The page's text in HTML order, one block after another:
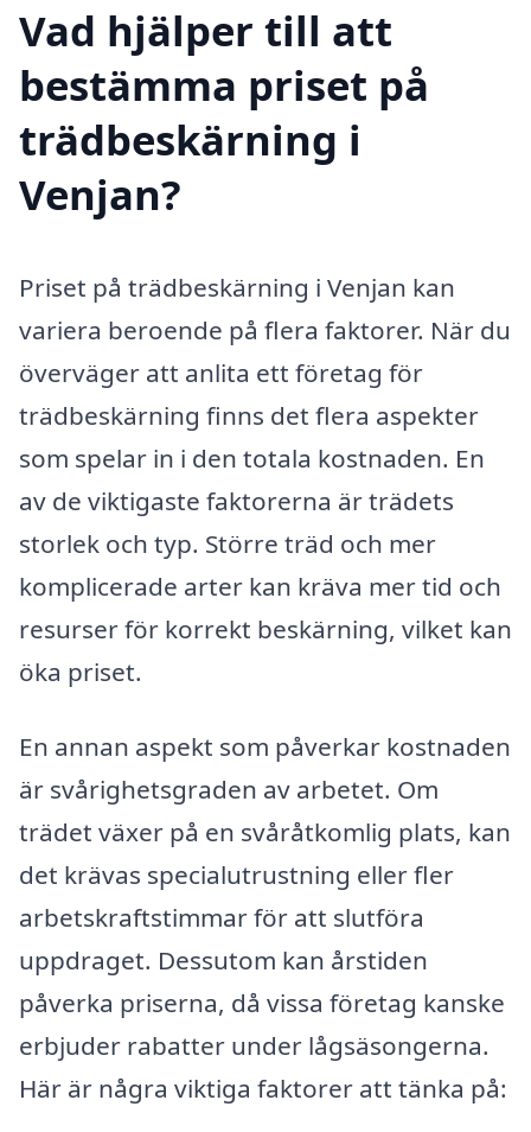
Vad hjälper till att
bestämma priset på
trädbeskärning i
Venjan?
Priset på trädbeskärning i Venjan kan
variera beroende på flera faktorer. När du
överväger att anlita ett företag för
trädbeskärning finns det flera aspekter
som spelar in i den totala kostnaden. En
av de viktigaste faktorerna är trädets
storlek och typ. Större träd och mer
komplicerade arter kan kräva mer tid och
resurser för korrekt beskärning, vilket kan
öka priset.
En annan aspekt som påverkar kostnaden
är svårighetsgraden av arbetet. Om
trädet växer på en svåråtkomlig plats, kan
det krävas specialutrustning eller fler
arbetskraftstimmar för att slutföra
uppdraget. Dessutom kan årstiden
påverka priserna, då vissa företag kanske
erbjuder rabatter under lågsäsongerna.
Här är några viktiga faktorer att tänka på: